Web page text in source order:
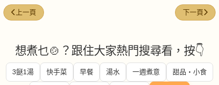
上一篇文章: 中式烹調 | 進階 30 法
上一頁 下一篇文章
下一頁
想煮乜🍲？跟住大家熱門搜尋看，按👇
3餸1湯 快手菜 早餐 湯水 一週煮意 甜品・小食